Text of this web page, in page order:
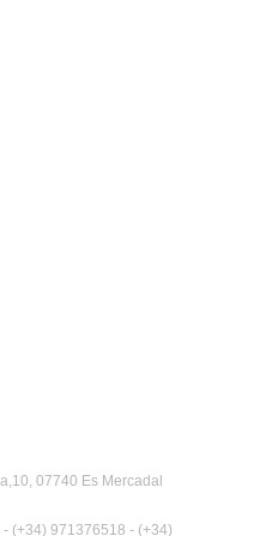
07740 Es Mercadal
(+34) 971376518 - (+34)